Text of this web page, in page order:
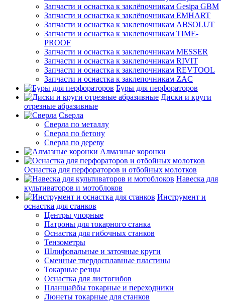
Запчасти и оснастка к заклёпочникам Gesipa GBM
Запчасти и оснастка к заклёпочникам EMHART
Запчасти и оснастка к заклепочникам ABSOLUT
Запчасти и оснастка к заклепочникам TIME-
PROOF
Запчасти и оснастка к заклепочникам MESSER
Запчасти и оснастка к заклепочникам RIVIT
Запчасти и оснастка к заклепочникам REVTOOL
Запчасти и оснастка к заклепочникам ZAC
Буры для перфораторов
Диски и круги
отрезные абразивные
Сверла
Сверла по металлу
Сверла по бетону
Сверла по дереву
Алмазные коронки
Оснастка для перфораторов и отбойных молотков
Навеска для
культиваторов и мотоблоков
Инструмент и
оснастка для станков
Центры упорные
Патроны для токарного станка
Оснастка для гибочных станков
Тензометры
Шлифовальные и заточные круги
Сменные твердосплавные пластины
Токарные резцы
Оснастка для листогибов
Планшайбы токарные и переходники
Люнеты токарные для станков